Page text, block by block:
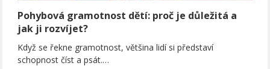
Pohybová gramotnost dětí: proč je důležitá a
jak ji rozvíjet?
Když se řekne gramotnost, většina lidí si představí
schopnost číst a psát.…